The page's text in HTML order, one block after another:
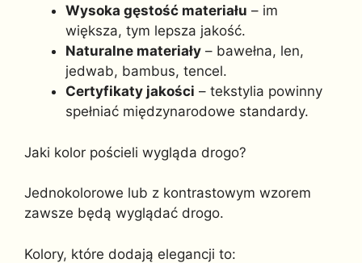
Wysoka gęstość materiału – im
większa, tym lepsza jakość.
Naturalne materiały – bawełna, len,
jedwab, bambus, tencel.
Certyfikaty jakości – tekstylia powinny
spełniać międzynarodowe standardy.
Jaki kolor pościeli wygląda drogo?
Jednokolorowe lub z kontrastowym wzorem
zawsze będą wyglądać drogo.
Kolory, które dodają elegancji to: